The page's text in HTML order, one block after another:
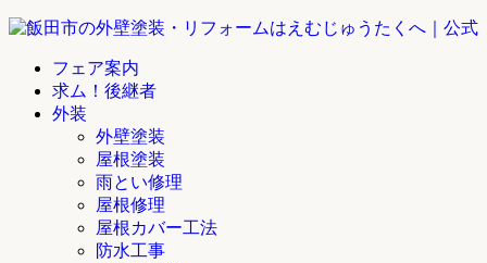
フェア案内
求ム！後継者
外装
外壁塗装
屋根塗装
雨とい修理
屋根修理
屋根カバー工法
防水工事